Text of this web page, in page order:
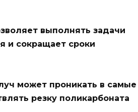
выполнять задачи
и сокращает сроки
может проникать в самые
резку поликарбоната